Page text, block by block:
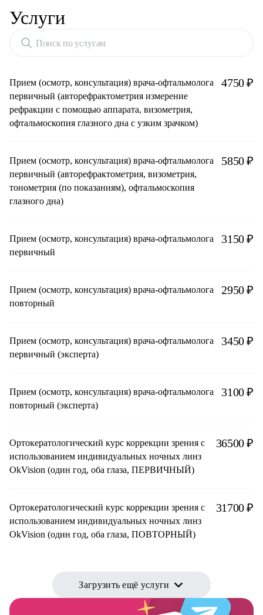
Услуги
Поиск по услугам
Прием (осмотр, консультация) врача-офтальмолога
первичный (авторефрактометрия измерение
рефракции с помощью аппарата, визометрия,
офтальмоскопия глазного дна с узким зрачком)
4750 ₽
Прием (осмотр, консультация) врача-офтальмолога
первичный (авторефрактометрия, визометрия,
тонометрия (по показаниям), офтальмоскопия
глазного дна)
5850 ₽
Прием (осмотр, консультация) врача-офтальмолога
первичный
3150 ₽
Прием (осмотр, консультация) врача-офтальмолога
повторный
2950 ₽
Прием (осмотр, консультация) врача-офтальмолога
первичный (эксперта)
3450 ₽
Прием (осмотр, консультация) врача-офтальмолога
повторный (эксперта)
3100 ₽
Ортокератологический курс коррекции зрения с
использованием индивидуальных ночных линз
OkVision (один год, оба глаза, ПЕРВИЧНЫЙ)
36500 ₽
Ортокератологический курс коррекции зрения с
использованием индивидуальных ночных линз
OkVision (один год, оба глаза, ПОВТОРНЫЙ)
31700 ₽
Загрузить ещё услуги